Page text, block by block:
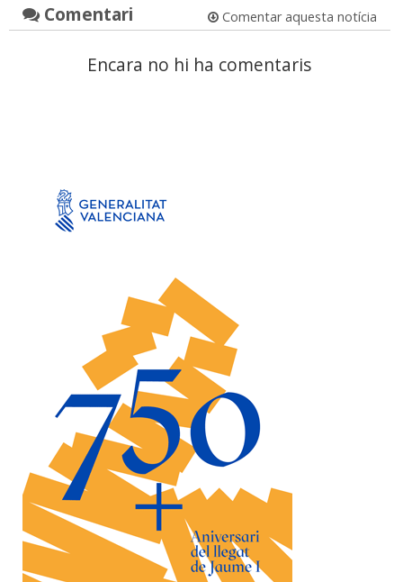
Comentari Comentar aquesta notícia
Encara no hi ha comentaris